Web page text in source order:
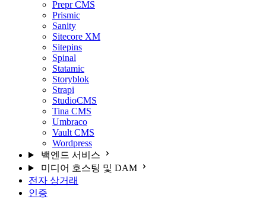
Prepr CMS
Prismic
Sanity
Sitecore XM
Sitepins
Spinal
Statamic
Storyblok
Strapi
StudioCMS
Tina CMS
Umbraco
Vault CMS
Wordpress
백엔드 서비스
미디어 호스팅 및 DAM
전자 상거래
인증